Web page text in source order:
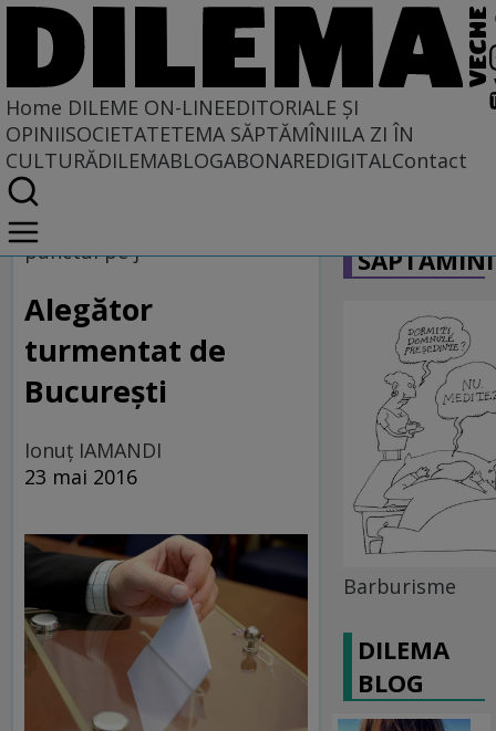
Home DILEME ON-LINEEDITORIALE ȘI
OPINIISOCIETATETEMA SĂPTĂMÎNIILA ZI ÎN
CULTURĂDILEMABLOGABONAREDIGITALContact
Home
Dileme on-line
punctul pe j
Alegător
turmentat de
București
Ionuţ IAMANDI
23 mai 2016
Barburisme
DILEMA
BLOG